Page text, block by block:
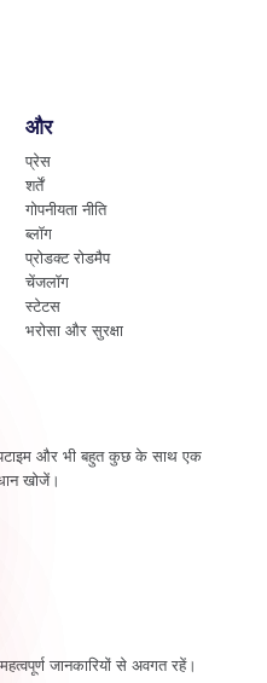
और
प्रेस
शर्तें
गोपनीयता नीति
ब्लॉग
प्रोडक्ट रोडमैप
चेंजलॉग
स्टेटस
भरोसा और सुरक्षा
और भी बहुत कुछ के साथ एक
खोजें।
जानकारियों से अवगत रहें।